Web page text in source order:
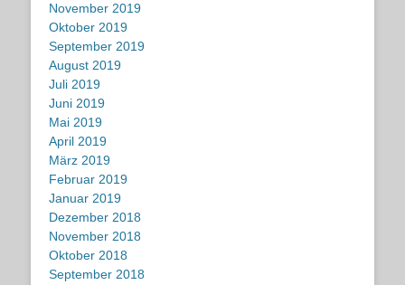
November 2019
Oktober 2019
September 2019
August 2019
Juli 2019
Juni 2019
Mai 2019
April 2019
März 2019
Februar 2019
Januar 2019
Dezember 2018
November 2018
Oktober 2018
September 2018